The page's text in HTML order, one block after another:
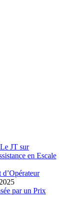
JT sur
en Escale
par un Prix